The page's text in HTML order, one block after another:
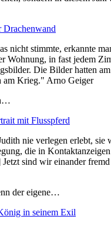
Drachenwand
nicht stimmte, erkannte
Wohnung, in fast jedem
Die Bilder hatten
am Krieg." Arno Geiger
mit Flusspferd
nie verlegen erlebt, sie
die in
sind wir einander
der eigene…
in seinem Exil